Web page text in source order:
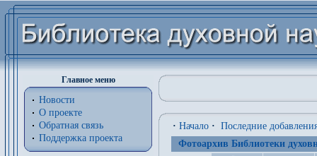
Главное меню
Новости
О проекте
Обратная связь
Поддержка проекта
· Начало · Последние
Фотоархив Библиотеки